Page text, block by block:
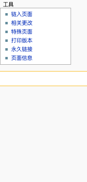
工具
链入页面
相关更改
特殊页面
打印版本
永久链接
页面信息